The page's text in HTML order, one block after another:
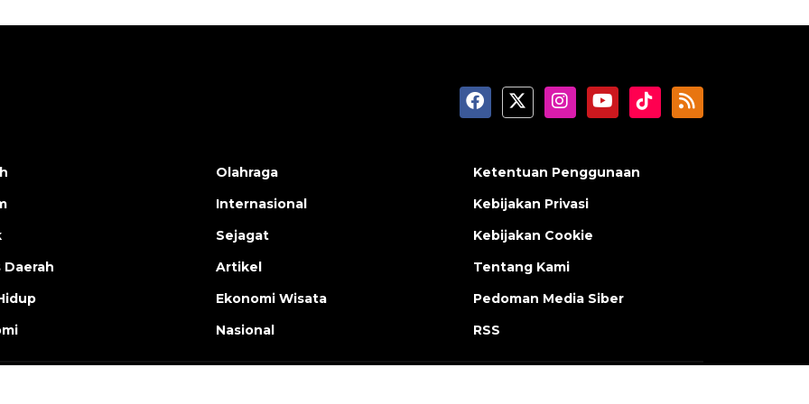
Olahraga
Internasional
Sejagat
Artikel
Ekonomi Wisata
Nasional
Ketentuan Penggunaan
Kebijakan Privasi
Kebijakan Cookie
Tentang Kami
Pedoman Media Siber
RSS